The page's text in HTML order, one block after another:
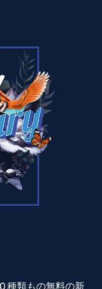
種類もの無料の新